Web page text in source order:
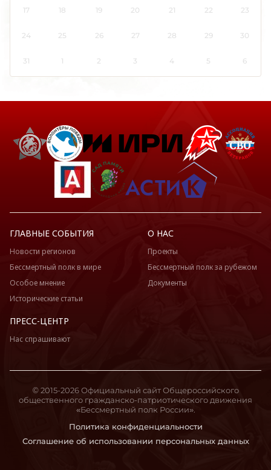
17 18 19 20 21 22 23
24 25 26 27 28 29 30
31 1 2 3 4 5 6
ГЛАВНЫЕ СОБЫТИЯ
Новости регионов
Бессмертный полк в мире
Особое мнение
Исторические статьи
О НАС
Проекты
Бессмертный полк за рубежом
Документы
ПРЕСС-ЦЕНТР
Нас спрашивают
Политика конфиденциальности
Соглашение об использовании персональных данных
© 2015-2026 Официальный сайт Общероссийского
общественного гражданско-патриотического движения
«Бессмертный полк России».